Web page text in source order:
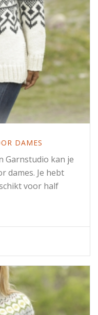
DAMES
Garnstudio kan je
dames. Je hebt
voor half